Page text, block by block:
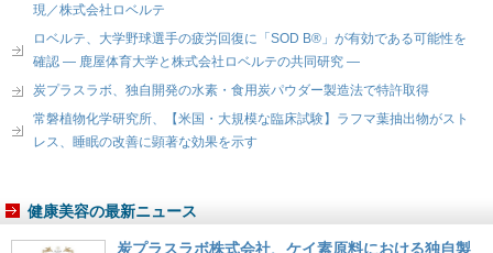
現／株式会社ロベルテ
ロベルテ、大学野球選手の疲労回復に「SOD B®」が有効である可能性を
確認 ― 鹿屋体育大学と株式会社ロベルテの共同研究 ―
炭プラスラボ、独自開発の水素・食用炭パウダー製造法で特許取得
常磐植物化学研究所、【米国・大規模な臨床試験】ラフマ葉抽出物がスト
レス、睡眠の改善に顕著な効果を示す
健康美容の最新ニュース
炭プラスラボ株式会社、ケイ素原料における独自製